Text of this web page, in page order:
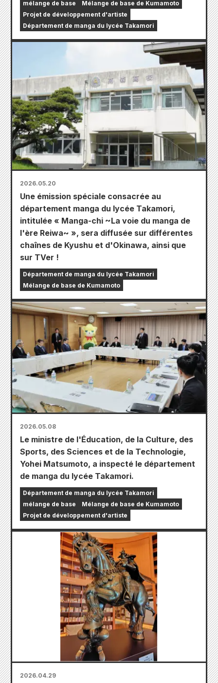
mélange de base
Mélange de base de Kumamoto
Projet de développement d'artiste
Département de manga du lycée Takamori
2026.05.20
Une émission spéciale consacrée au
département manga du lycée Takamori,
intitulée « Manga-chi ~La voie du manga de
l'ère Reiwa~ », sera diffusée sur différentes
chaînes de Kyushu et d'Okinawa, ainsi que
sur TVer !
Département de manga du lycée Takamori
Mélange de base de Kumamoto
2026.05.08
Le ministre de l'Éducation, de la Culture, des
Sports, des Sciences et de la Technologie,
Yohei Matsumoto, a inspecté le département
de manga du lycée Takamori.
Département de manga du lycée Takamori
mélange de base
Mélange de base de Kumamoto
Projet de développement d'artiste
2026.04.29